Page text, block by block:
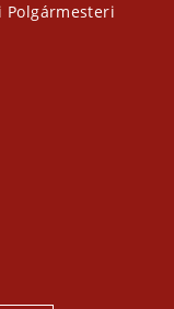
Polgármesteri